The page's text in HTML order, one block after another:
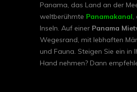
Panama, das Land an der
weltberühmte Panamakanal,
Inseln. Auf einer Panama
Wegesrand, mit lebhaften
und Fauna. Steigen Sie ein in
Hand nehmen? Dann